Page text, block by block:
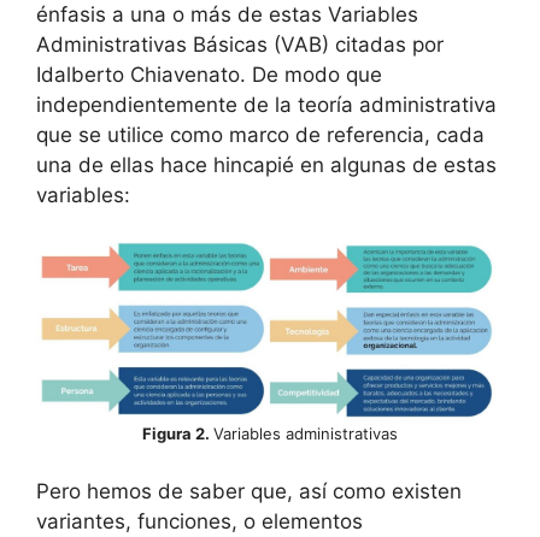
énfasis a una o más de estas Variables
Administrativas Básicas (VAB) citadas por
Idalberto Chiavenato. De modo que
independientemente de la teoría administrativa
que se utilice como marco de referencia, cada
una de ellas hace hincapié en algunas de estas
variables:
Figura 2. Variables administrativas
Pero hemos de saber que, así como existen
variantes, funciones, o elementos